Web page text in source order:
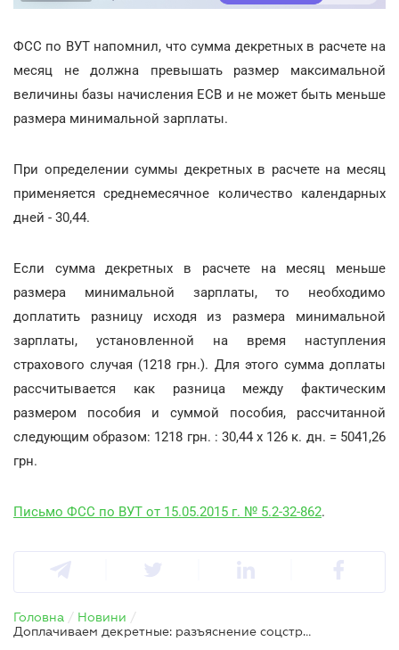
ФСС по ВУТ напомнил, что сумма декретных в расчете на
месяц не должна превышать размер максимальной
величины базы начисления ЕСВ и не может быть меньше
размера минимальной зарплаты.
При определении суммы декретных в расчете на месяц
применяется среднемесячное количество календарных
дней - 30,44.
Если сумма декретных в расчете на месяц меньше
размера минимальной зарплаты, то необходимо
доплатить разницу исходя из размера минимальной
зарплаты, установленной на время наступления
страхового случая (1218 грн.). Для этого сумма доплаты
рассчитывается как разница между фактическим
размером пособия и суммой пособия, рассчитанной
следующим образом: 1218 грн. : 30,44 х 126 к. дн. = 5041,26
грн.
Письмо ФСС по ВУТ от 15.05.2015 г. № 5.2-32-862.
Головна / Новини /
Доплачиваем декретные: разъяснение соцстраха